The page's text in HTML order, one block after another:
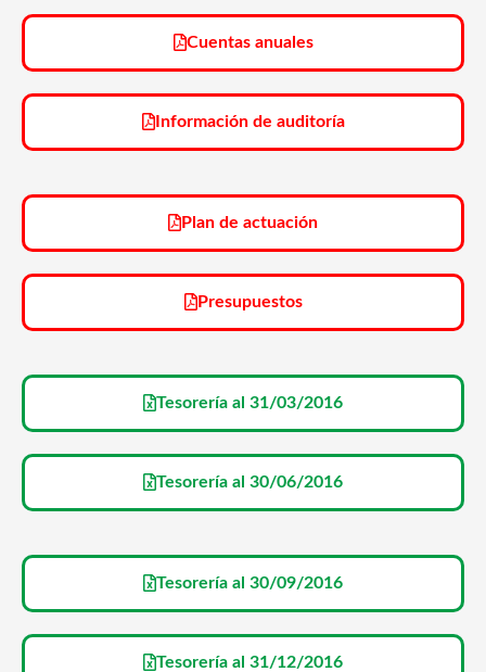
Cuentas anuales
Información de auditoría
Plan de actuación
Presupuestos
Tesorería al 31/03/2016
Tesorería al 30/06/2016
Tesorería al 30/09/2016
Tesorería al 31/12/2016